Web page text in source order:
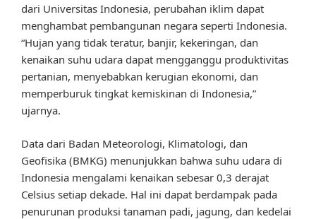
dari Universitas Indonesia, perubahan iklim dapat
menghambat pembangunan negara seperti Indonesia.
“Hujan yang tidak teratur, banjir, kekeringan, dan
kenaikan suhu udara dapat mengganggu produktivitas
pertanian, menyebabkan kerugian ekonomi, dan
memperburuk tingkat kemiskinan di Indonesia,”
ujarnya.
Data dari Badan Meteorologi, Klimatologi, dan
Geofisika (BMKG) menunjukkan bahwa suhu udara di
Indonesia mengalami kenaikan sebesar 0,3 derajat
Celsius setiap dekade. Hal ini dapat berdampak pada
penurunan produksi tanaman padi, jagung, dan kedelai